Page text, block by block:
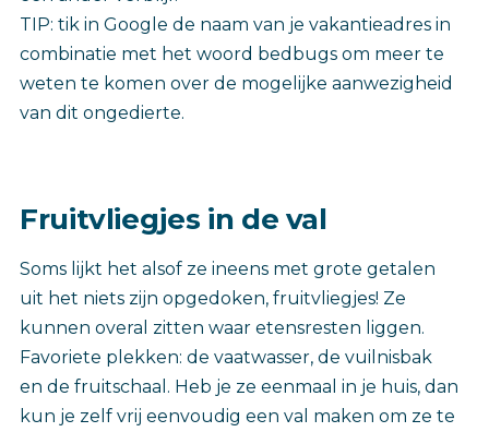
TIP: tik in Google de naam van je vakantieadres in
combinatie met het woord bedbugs om meer te
weten te komen over de mogelijke aanwezigheid
van dit ongedierte.
Fruitvliegjes in de val
Soms lijkt het alsof ze ineens met grote getalen
uit het niets zijn opgedoken, fruitvliegjes! Ze
kunnen overal zitten waar etensresten liggen.
Favoriete plekken: de vaatwasser, de vuilnisbak
en de fruitschaal. Heb je ze eenmaal in je huis, dan
kun je zelf vrij eenvoudig een val maken om ze te